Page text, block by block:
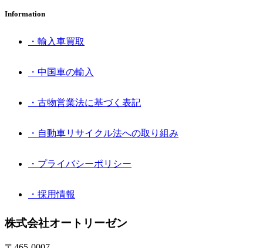
Information
・輸入車買取
・中国車の輸入
・古物営業法に基づく表記
・自動車リサイクル法への取り組み
・プライバシーポリシー
・採用情報
株式会社オートリーゼン